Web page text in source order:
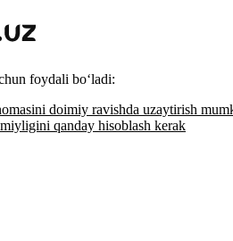
foydali boʻladi:
doimiy ravishda uzaytirish
qanday hisoblash kerak